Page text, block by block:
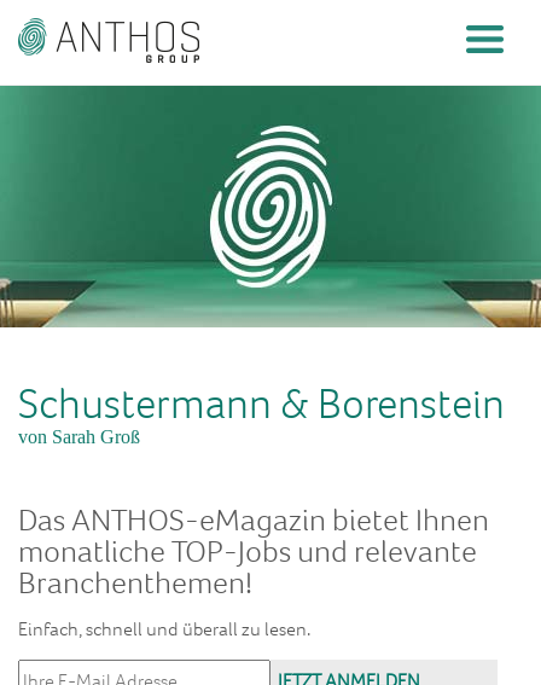
Schustermann & Borenstein
von Sarah Groß
Das ANTHOS-eMagazin bietet Ihnen
monatliche TOP-Jobs und relevante
Branchenthemen!
Einfach, schnell und überall zu lesen.